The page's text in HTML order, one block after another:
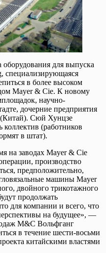
для выпуска
специализирующаяся
в более высоком
Mayer & Cie. К новому
научно-
дочерние предприятия
(Китай). Сюй Хунцзе
(работников
в штат).
на заводах Mayer & Cie
производство
предположительно,
машины Mayer
двойного трикотажного
продолжать
для компании и всего, что
на будущее», —
M&C Вольфганг
в течение шести-восьми
китайскими властями